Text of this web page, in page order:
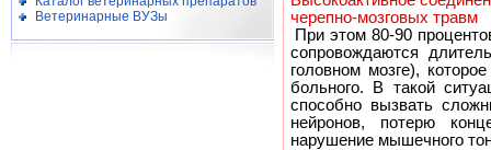
Ветеринарные ВУЗы
черепно-мозговых травм
При этом 80-90
сопровождаются
головном мозге),
больного. В такой
способно вызвать
нейронов, потерю
нарушение мышечного